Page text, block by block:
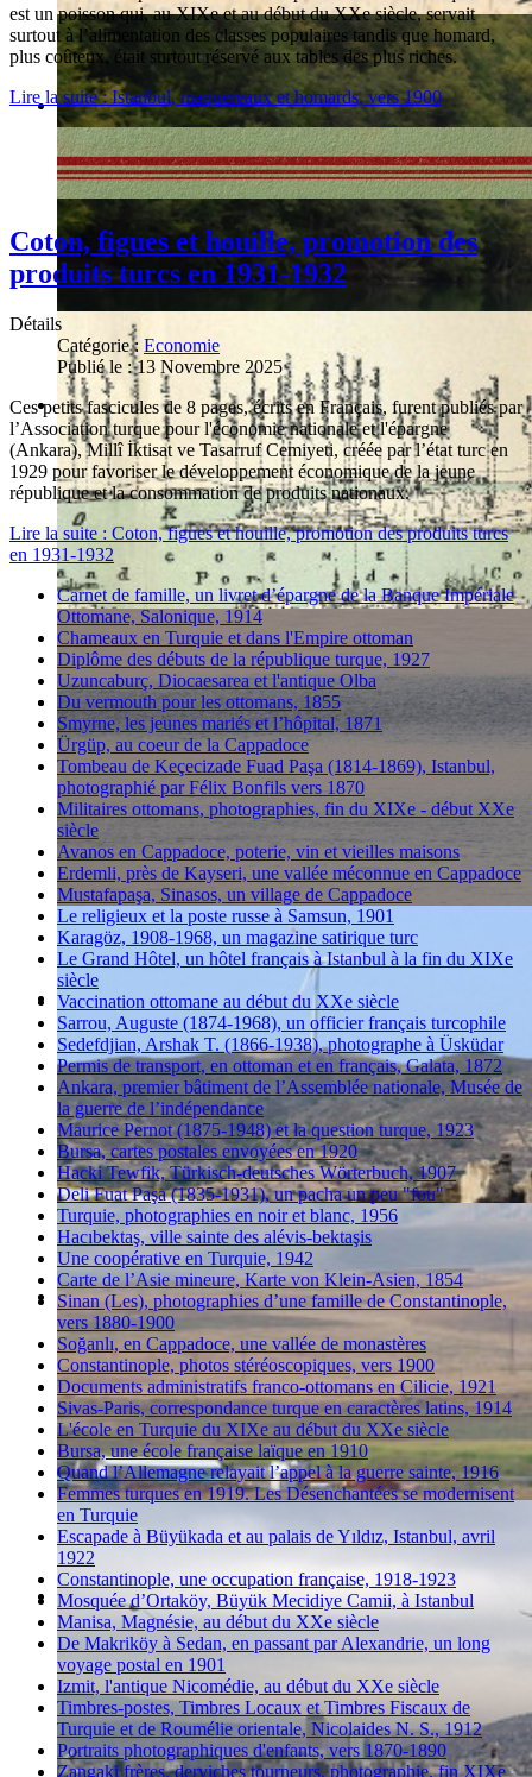
est un poisson qui, au XIXe et au début du XXe siècle, servait
surtout à l’alimentation des classes populaires tandis que homard,
plus coûteux, était surtout réservé aux tables des plus riches.
Lire la suite : Istanbul, maquereaux et homards, vers 1900
Coton, figues et houille, promotion des
produits turcs en 1931-1932
Détails
Catégorie : Economie
Publié le : 13 Novembre 2025
Ces petits fascicules de 8 pages, écrits en Français, furent publiés par
l’Association turque pour l'économie nationale et l'épargne
(Ankara), Millî İktisat ve Tasarruf Cemiyeti, créée par l’état turc en
1929 pour favoriser le développement économique de la jeune
république et la consommation de produits nationaux.
Lire la suite : Coton, figues et houille, promotion des produits turcs
en 1931-1932
Carnet de famille, un livret d’épargne de la Banque Impériale
Ottomane, Salonique, 1914
Chameaux en Turquie et dans l'Empire ottoman
Diplôme des débuts de la république turque, 1927
Uzuncaburç, Diocaesarea et l'antique Olba
Du vermouth pour les ottomans, 1855
Smyrne, les jeunes mariés et l’hôpital, 1871
Ürgüp, au coeur de la Cappadoce
Tombeau de Keçecizade Fuad Paşa (1814-1869), Istanbul,
photographié par Félix Bonfils vers 1870
Militaires ottomans, photographies, fin du XIXe - début XXe
siècle
Avanos en Cappadoce, poterie, vin et vieilles maisons
Erdemli, près de Kayseri, une vallée méconnue en Cappadoce
Mustafapaşa, Sinasos, un village de Cappadoce
Le religieux et la poste russe à Samsun, 1901
Karagöz, 1908-1968, un magazine satirique turc
Le Grand Hôtel, un hôtel français à Istanbul à la fin du XIXe
siècle
Vaccination ottomane au début du XXe siècle
Sarrou, Auguste (1874-1968), un officier français turcophile
Sedefdjian, Arshak T. (1866-1938), photographe à Üsküdar
Permis de transport, en ottoman et en français, Galata, 1872
Ankara, premier bâtiment de l’Assemblée nationale, Musée de
la guerre de l’indépendance
Maurice Pernot (1875-1948) et la question turque, 1923
Bursa, cartes postales envoyées en 1920
Hacki Tewfik, Türkisch-deutsches Wörterbuch, 1907
Deli Fuat Paşa (1835-1931), un pacha un peu "fou"
Turquie, photographies en noir et blanc, 1956
Hacıbektaş, ville sainte des alévis-bektaşis
Une coopérative en Turquie, 1942
Carte de l’Asie mineure, Karte von Klein-Asien, 1854
Sinan (Les), photographies d’une famille de Constantinople,
vers 1880-1900
Soğanlı, en Cappadoce, une vallée de monastères
Constantinople, photos stéréoscopiques, vers 1900
Documents administratifs franco-ottomans en Cilicie, 1921
Sivas-Paris, correspondance turque en caractères latins, 1914
L'école en Turquie du XIXe au début du XXe siècle
Bursa, une école française laïque en 1910
Quand l’Allemagne relayait l’appel à la guerre sainte, 1916
Femmes turques en 1919. Les Désenchantées se modernisent
en Turquie
Escapade à Büyükada et au palais de Yıldız, Istanbul, avril
1922
Constantinople, une occupation française, 1918-1923
Mosquée d’Ortaköy, Büyük Mecidiye Camii, à Istanbul
Manisa, Magnésie, au début du XXe siècle
De Makriköy à Sedan, en passant par Alexandrie, un long
voyage postal en 1901
Izmit, l'antique Nicomédie, au début du XXe siècle
Timbres-postes, Timbres Locaux et Timbres Fiscaux de
Turquie et de Roumélie orientale, Nicolaides N. S., 1912
Portraits photographiques d'enfants, vers 1870-1890
Zangaki frères, derviches tourneurs, photographie, fin XIXe